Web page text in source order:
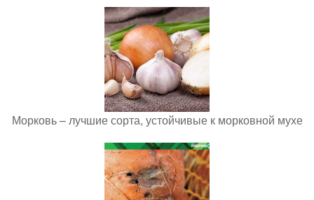
Морковь – лучшие сорта, устойчивые к морковной мухе